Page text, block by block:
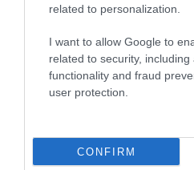
related to personalization.
I want to allow Google to
related to security, including
functionality and fraud
user protection.
CONFIRM
A KLÍMÁVAL: JÖNNEK AZ ÚJ
BETOLAKODÓK, CSAK NEM
BŐRÖNDDEL